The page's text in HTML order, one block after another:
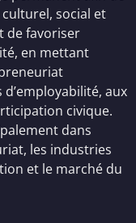
social et
de favoriser
en mettant
aux
civique.
dans
les industries
et le marché du